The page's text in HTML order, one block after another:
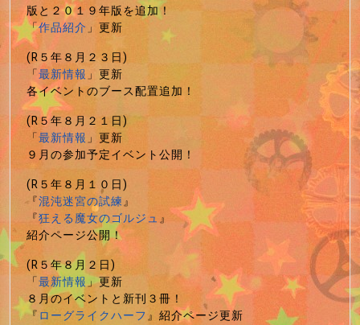
版と２０１９年版を追加！
「作品紹介」更新
(R５年８月２３日)
「最新情報」更新
各イベントのブース配置追加！
(R５年８月２１日)
「最新情報」更新
９月の参加予定イベント公開！
(R５年８月１０日)
『混沌迷宮の試練』
『狂える魔女のゴルジュ』
紹介ページ公開！
(R５年８月２日)
「最新情報」更新
８月のイベントと新刊３冊！
『ローグライクハーフ』紹介ページ更新